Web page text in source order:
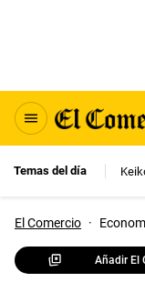
Temas del día
El Comercio ·
Añadir El